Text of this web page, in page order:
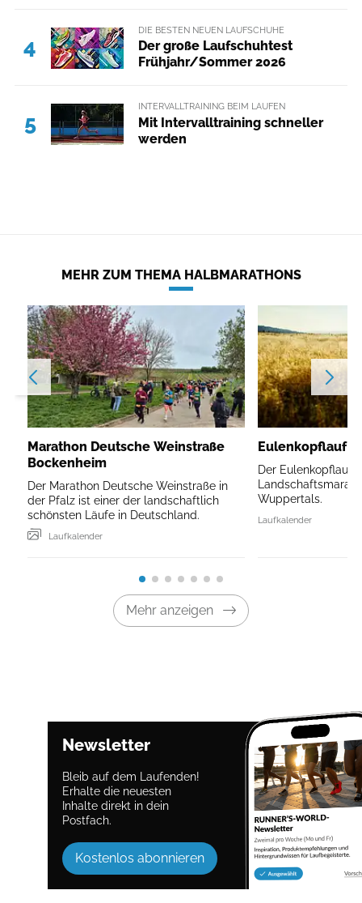
4
DIE BESTEN NEUEN LAUFSCHUHE
Der große Laufschuhtest
Frühjahr/Sommer 2026
5
INTERVALLTRAINING BEIM LAUFEN
Mit Intervalltraining schneller
werden
MEHR ZUM THEMA HALBMARATHONS
Marathon Deutsche Weinstraße
Bockenheim
Der Marathon Deutsche Weinstraße in
der Pfalz ist einer der landschaftlich
schönsten Läufe in Deutschland.
Laufkalender
Eulenkopflauf
Der Eulenkopflauf
Wuppertals.
Laufkalender
Mehr anzeigen
Newsletter
Bleib auf dem Laufenden!
Erhalte die neuesten
Inhalte direkt in dein
Postfach.
Kostenlos abonnieren